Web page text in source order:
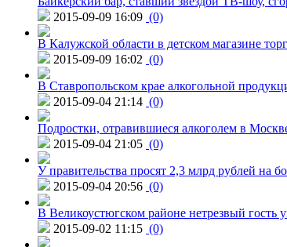
2015-09-09 16:09 (0)
В Калужской области в детском магазине
2015-09-09 16:02 (0)
В Ставропольском крае алкогольной
2015-09-04 21:14 (0)
Подростки, отравившиеся алкоголем в
2015-09-04 21:05 (0)
У правительства просят 2,3 млрд рублей на
2015-09-04 20:56 (0)
В Великоустюгском районе нетрезвый гость
2015-09-02 11:15 (0)